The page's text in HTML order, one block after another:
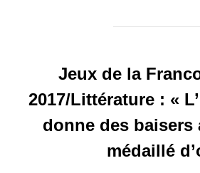
Jeux de la
2017/Littérature : «
donne des baisers
médaillé